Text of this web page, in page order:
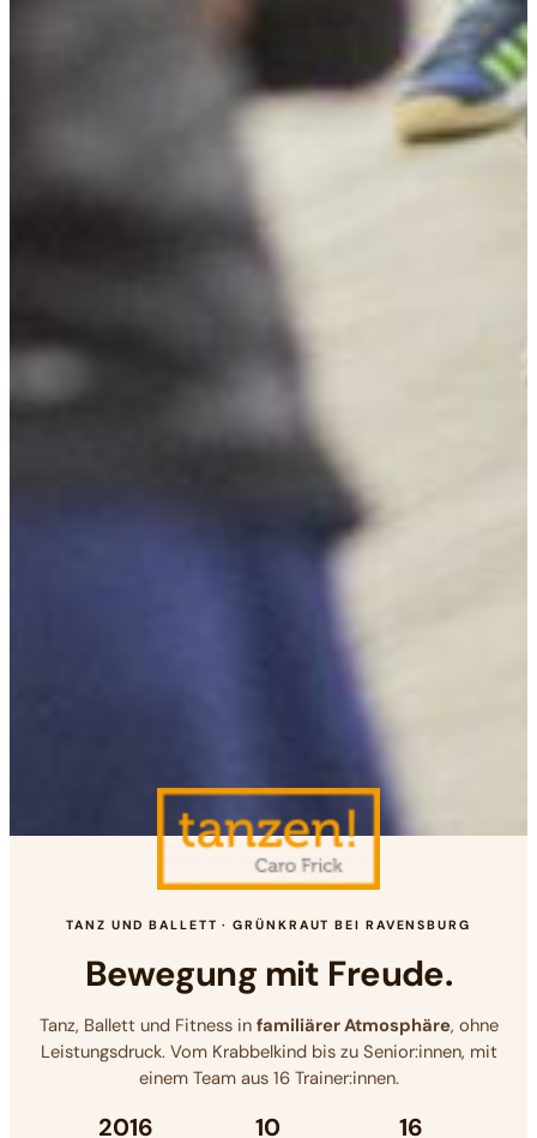
TANZ UND BALLETT · GRÜNKRAUT BEI RAVENSBURG
Bewegung mit Freude.
Tanz, Ballett und Fitness in familiärer Atmosphäre, ohne
Leistungsdruck. Vom Krabbelkind bis zu Senior:innen, mit
einem Team aus 16 Trainer:innen.
2016 10 16